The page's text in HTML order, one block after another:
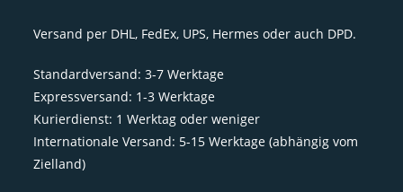
Versand per DHL, FedEx, UPS, Hermes oder auch DPD.
Standardversand: 3-7 Werktage
Expressversand: 1-3 Werktage
Kurierdienst: 1 Werktag oder weniger
Internationale Versand: 5-15 Werktage (abhängig vom
Zielland)